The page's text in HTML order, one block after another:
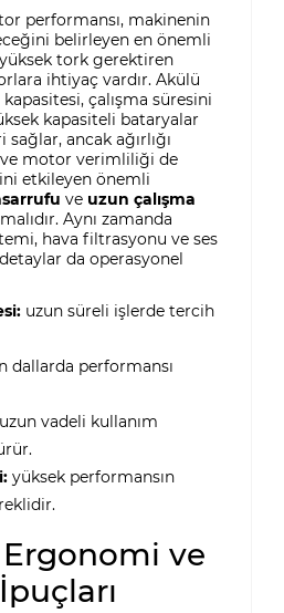
performansı, makinenin
belirleyen en önemli
tork gerektiren
ihtiyaç vardır. Akülü
çalışma süresini
kapasiteli bataryalar
ancak ağırlığı
ve motor verimliliği de
etkileyen önemli
ve uzun çalışma
Aynı zamanda
hava filtrasyonu ve ses
da operasyonel
uzun süreli işlerde tercih
dallarda performansı
vadeli kullanım
yüksek performansın
ve